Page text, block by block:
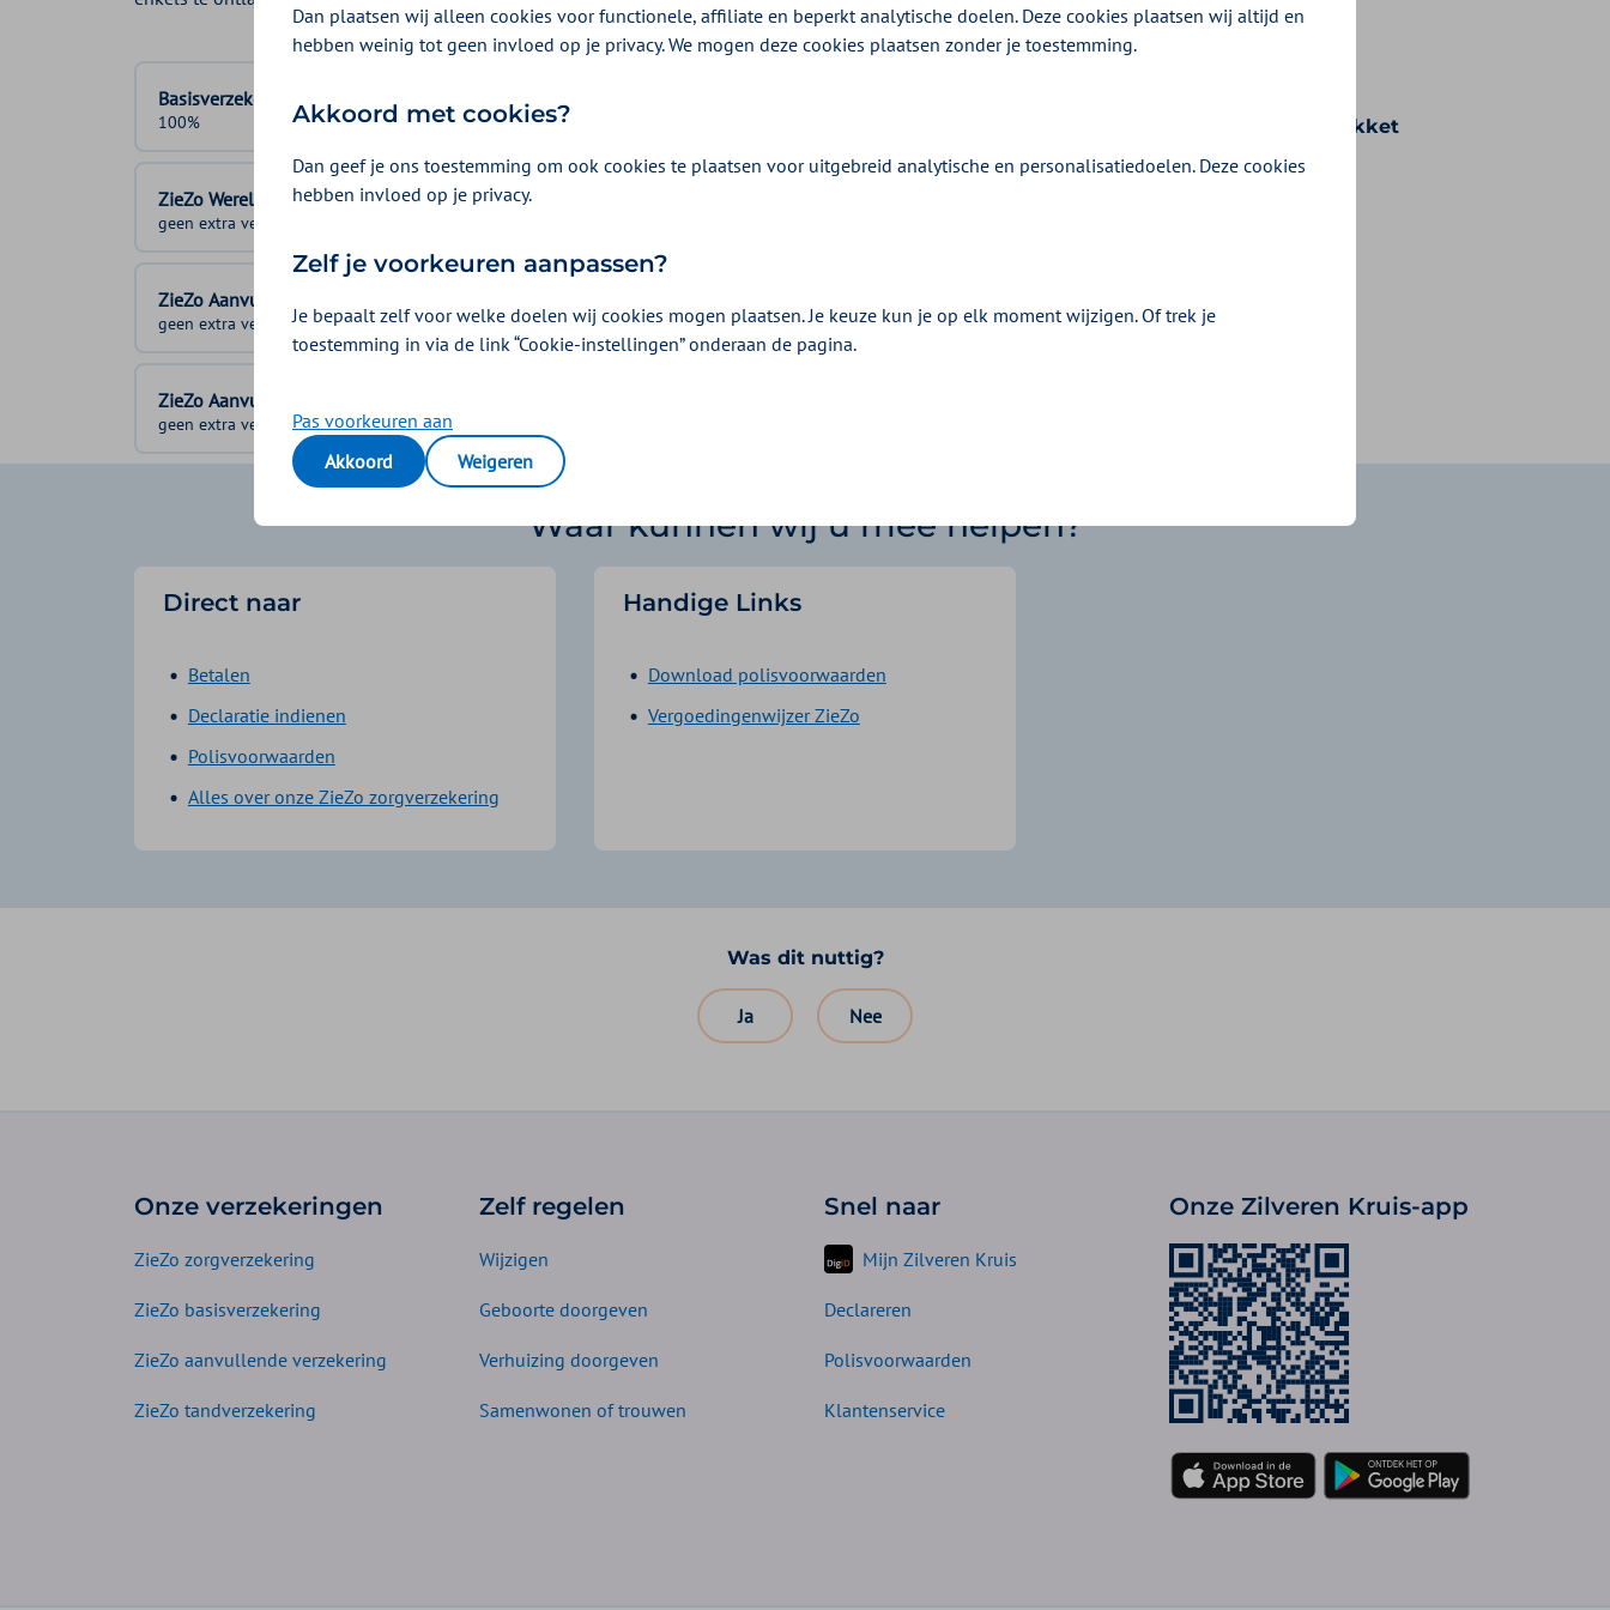
Basisverzekering
100%
Kies uw pakket en bekijk de vergoedingen en voorwaarden die bij uw pakket
ZieZo Wereld & Tandongeval
geen extra vergoeding
ZieZo Aanvullend 1
geen extra vergoeding
ZieZo Aanvullend 2
geen extra vergoeding
Waar kunnen wij u mee helpen?
Direct naar
Betalen
Declaratie indienen
Polisvoorwaarden
Alles over onze ZieZo zorgverzekering
Handige Links
Download polisvoorwaarden
Vergoedingenwijzer ZieZo
Was dit nuttig?
Ja Nee
Onze verzekeringen
ZieZo zorgverzekering
ZieZo basisverzekering
ZieZo aanvullende verzekering
ZieZo tandverzekering
Zelf regelen
Wijzigen
Geboorte doorgeven
Verhuizing doorgeven
Samenwonen of trouwen
Snel naar
Mijn Zilveren Kruis
Declareren
Polisvoorwaarden
Klantenservice
Onze Zilveren Kruis-app
Dan plaatsen wij alleen cookies voor functionele, affiliate en beperkt analytische doelen. Deze cookies plaatsen wij altijd en
hebben weinig tot geen invloed op je privacy. We mogen deze cookies plaatsen zonder je toestemming.
Akkoord met cookies?
Dan geef je ons toestemming om ook cookies te plaatsen voor uitgebreid analytische en personalisatiedoelen. Deze cookies
hebben invloed op je privacy.
Zelf je voorkeuren aanpassen?
Je bepaalt zelf voor welke doelen wij cookies mogen plaatsen. Je keuze kun je op elk moment wijzigen. Of trek je
toestemming in via de link “Cookie-instellingen” onderaan de pagina.
Pas voorkeuren aan
Akkoord
Weigeren